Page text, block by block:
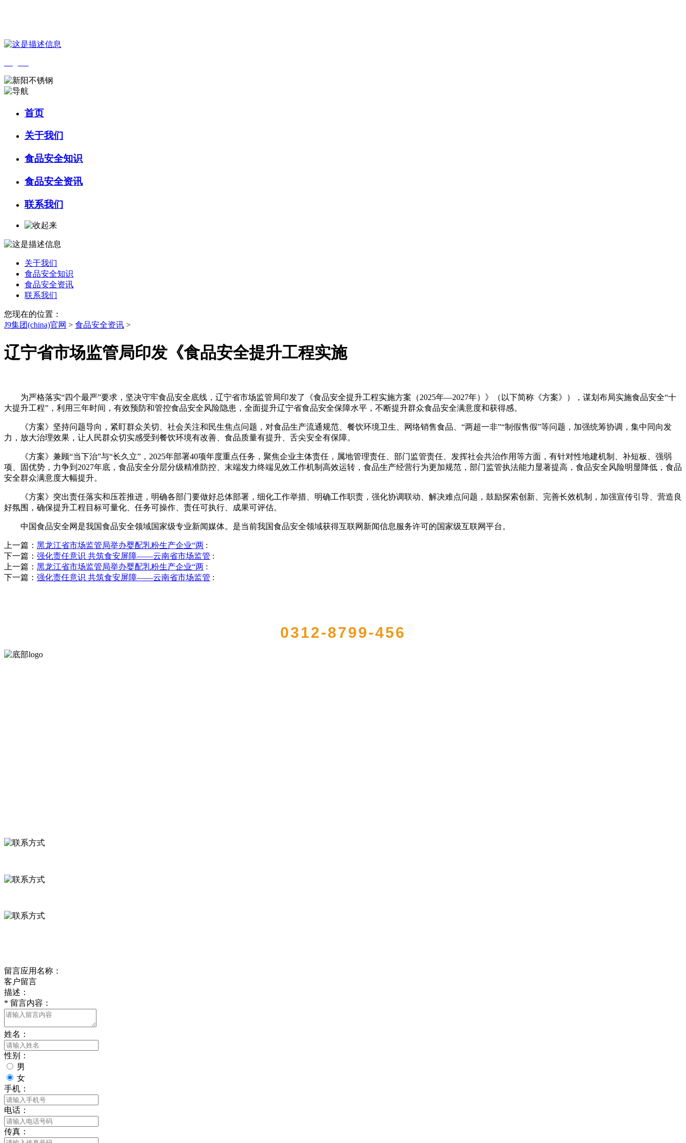
首页
关于我们
食品安全知识
食品安全资讯
联系我们
关于我们
食品安全知识
食品安全资讯
联系我们
您现在的位置：
J9集团(china)官网 > 食品安全资讯 >
辽宁省市场监管局印发《食品安全提升工程实施
为严格落实“四个最严”要求，坚决守牢食品安全底线，辽宁省市场监管局印发了《食品安全提升工程实施方案（2025年—2027年）》（以下简称《方案》），谋划布局实施食品安全“十
大提升工程”，利用三年时间，有效预防和管控食品安全风险隐患，全面提升辽宁省食品安全保障水平，不断提升群众食品安全满意度和获得感。
《方案》坚持问题导向，紧盯群众关切、社会关注和民生焦点问题，对食品生产流通规范、餐饮环境卫生、网络销售食品、“两超一非”“制假售假”等问题，加强统筹协调，集中同向发
力，放大治理效果，让人民群众切实感受到餐饮环境有改善、食品质量有提升、舌尖安全有保障。
《方案》兼顾“当下治”与“长久立”，2025年部署40项年度重点任务，聚焦企业主体责任，属地管理责任、部门监管责任、发挥社会共治作用等方面，有针对性地建机制、补短板、强弱
项、固优势，力争到2027年底，食品安全分层分级精准防控、末端发力终端见效工作机制高效运转，食品生产经营行为更加规范，部门监管执法能力显著提高，食品安全风险明显降低，食品
安全群众满意度大幅提升。
《方案》突出责任落实和压茬推进，明确各部门要做好总体部署，细化工作举措、明确工作职责，强化协调联动、解决难点问题，鼓励探索创新、完善长效机制，加强宣传引导、营造良
好氛围，确保提升工程目标可量化、任务可操作、责任可执行、成果可评估。
中国食品安全网是我国食品安全领域国家级专业新闻媒体。是当前我国食品安全领域获得互联网新闻信息服务许可的国家级互联网平台。
上一篇： 黑龙江省市场监管局举办婴配乳粉生产企业“两 :
下一篇： 强化责任意识 共筑食安屏障——云南省市场监管 :
上一篇： 黑龙江省市场监管局举办婴配乳粉生产企业“两 :
下一篇： 强化责任意识 共筑食安屏障——云南省市场监管 :
0312-8799-456
留言应用名称：
客户留言
描述：
* 留言内容：
姓名：
性别：
男
女
手机：
电话：
传真：